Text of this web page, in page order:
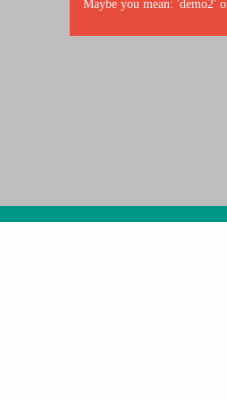
Maybe you mean: 'demo2'